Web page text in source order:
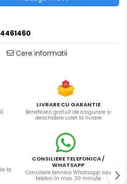
Cere informatii
LIVRARE CU GARANTIE
Beneficiezi gratuit de asigurare si
deschidere colet la livrare
la
CONSILIERE TELEFONICA /
WHATSAPP
Consiliere tehnica Whatsapp sau
telefon în max. 30 minute